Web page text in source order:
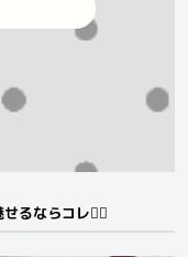
るならコレ❤️‍🔥